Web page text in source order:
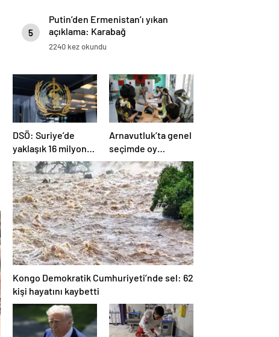
5
Putin’den Ermenistan’ı yıkan
açıklama: Karabağ
Azerbaycan’ın ayrılmaz bir
2240 kez okundu
DSÖ: Suriye’de
yaklaşık 16 milyon
kişi sağlık
desteğine ihtiyaç
duyuyor
Arnavutluk’ta genel
seçimde oy
kullanma işlemi
başladı
Kongo Demokratik Cumhuriyeti’nde sel: 62
kişi hayatını kaybetti